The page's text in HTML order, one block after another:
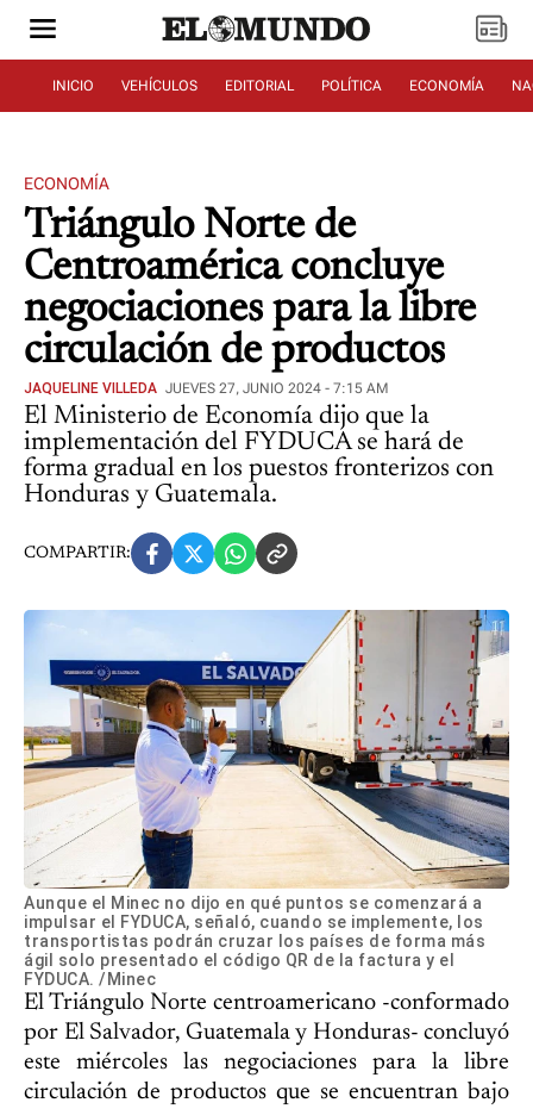
INICIO VEHÍCULOS EDITORIAL POLÍTICA ECONOMÍA
ECONOMÍA
Triángulo Norte de
Centroamérica concluye
negociaciones para la libre
circulación de productos
JAQUELINE VILLEDA JUEVES 27, JUNIO 2024 - 7:15 AM
El Ministerio de Economía dijo que la
implementación del FYDUCA se hará de
forma gradual en los puestos fronterizos con
Honduras y Guatemala.
COMPARTIR:
Aunque el Minec no dijo en qué puntos se comenzará a
impulsar el FYDUCA, señaló, cuando se implemente, los
transportistas podrán cruzar los países de forma más
ágil solo presentado el código QR de la factura y el
FYDUCA. /Minec
El Triángulo Norte centroamericano -conformado
por El Salvador, Guatemala y Honduras- concluyó
este miércoles las negociaciones para la libre
circulación de productos que se encuentran bajo